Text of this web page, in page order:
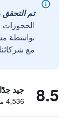
تم التحقق
الحجوزات
مع
8.5 جيد جدًا
4,536 من التقييمات تم التحقق منها